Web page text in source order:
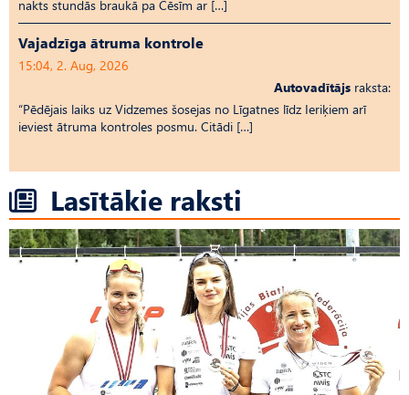
nakts stundās braukā pa Cēsīm ar […]
Vajadzīga ātruma kontrole
15:04, 2. Aug, 2026
Autovadītājs raksta:
“Pēdējais laiks uz Vid­ze­mes šosejas no Līgatnes līdz Ieriķiem arī
ieviest ātruma kontroles posmu. Citādi […]
Lasītākie raksti